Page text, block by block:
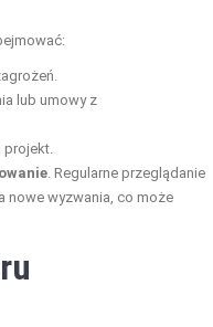
lub umowy z
. Regularne przeglądanie
nowe wyzwania, co może